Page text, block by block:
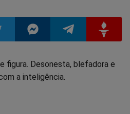
CompartilharCompartilhar
figura. Desonesta, blefadora e
a inteligência.